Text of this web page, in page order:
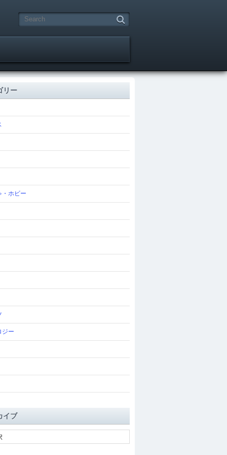
リー
・ホビー
ジー
イブ